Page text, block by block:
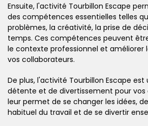
Ensuite, l'activité Tourbillon Escape
des compétences essentielles telles
problèmes, la créativité, la prise de
temps. Ces compétences peuvent
le contexte professionnel et améliorer
vos collaborateurs.
De plus, l'activité Tourbillon Escape
détente et de divertissement pour vos
leur permet de se changer les idées,
habituel du travail et de se divertir